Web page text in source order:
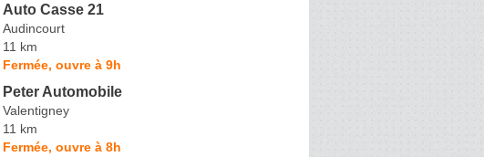
Auto Casse 21
Audincourt
11 km
Fermée, ouvre à 9h
Peter Automobile
Valentigney
11 km
Fermée, ouvre à 8h